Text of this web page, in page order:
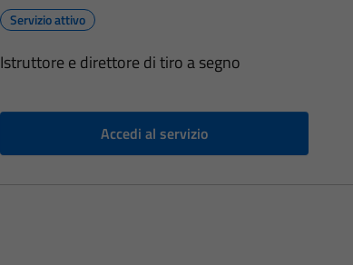
Servizio attivo
Istruttore e direttore di tiro a segno
Accedi al servizio